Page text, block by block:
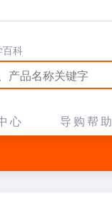
百科
心 导购帮助